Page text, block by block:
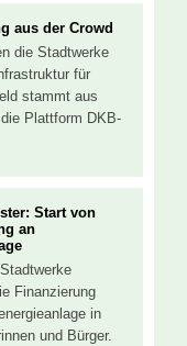
aus der Crowd
die Stadtwerke
für
stammt aus
Plattform DKB-
Start von
an
Finanzierung
in
und Bürger.